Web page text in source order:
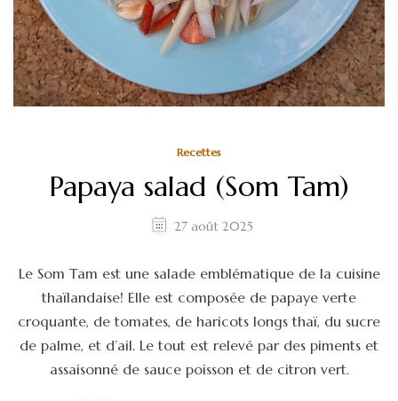
Recettes
Papaya salad (Som Tam)
27 août 2025
Le Som Tam est une salade emblématique de la cuisine
thaïlandaise! Elle est composée de papaye verte
croquante, de tomates, de haricots longs thaï, du sucre
de palme, et d’ail. Le tout est relevé par des piments et
assaisonné de sauce poisson et de citron vert.